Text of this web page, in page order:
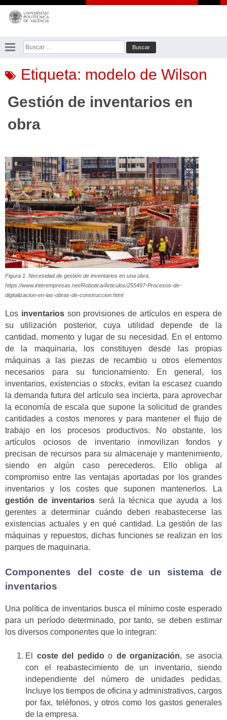
Saltar
contenido
Buscar:
Etiqueta: modelo de Wilson
Gestión de inventarios en
obra
Figura 1. Necesidad de gestión de inventarios en una obra.
https://www.interempresas.net/Robotica/Articulos/255497-Procesos-de-
digitalizacion-en-las-obras-de-construccion.html
Los inventariosson provisiones de artículos en espera de
su utilización posterior, cuya utilidad depende de la
cantidad, momento y lugar de su necesidad. En el entorno
de la maquinaria, los constituyen desde las propias
máquinas a las piezas de recambio u otros elementos
necesarios para su funcionamiento. En general, los
inventarios, existencias ostocks, evitan la escasez cuando
la demanda futura del artículo sea incierta, para aprovechar
la economía de escala que supone la solicitud de grandes
cantidades a costos menores y para mantener el flujo de
trabajo en los procesos productivos. No obstante, los
artículos ociosos de inventario inmovilizan fondos y
precisan de recursos para su almacenaje y mantenimiento,
siendo en algún caso perecederos. Ello obliga al
compromiso entre las ventajas aportadas por los grandes
inventarios y los costes que suponen mantenerlos. La
gestión de inventariosserá la técnica que ayuda a los
gerentes a determinar cuándo deben reabastecerse las
existencias actuales y en qué cantidad. La gestión de las
máquinas y repuestos, dichas funciones se realizan en los
parques de maquinaria.
Componentes del coste de un sistema de
inventarios
Una política de inventarios busca el mínimo coste esperado
para un período determinado, por tanto, se deben estimar
los diversos componentes que lo integran:
El coste del pedidoo de organización, se asocia
con el reabastecimiento de un inventario, siendo
independiente del número de unidades pedidas.
Incluye los tiempos de oficina y administrativos, cargos
por fax, teléfonos, y otros como los gastos generales
de la empresa.